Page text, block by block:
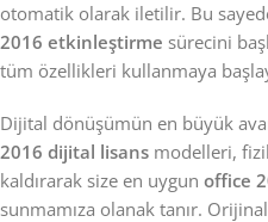
otomatik olarak iletilir. Bu
2016 etkinleştirme sürecini
tüm özellikleri kullanmaya
Dijital dönüşümün en büyük
2016 dijital lisans modelleri,
kaldırarak size en uygun office
sunmamıza olanak tanır.